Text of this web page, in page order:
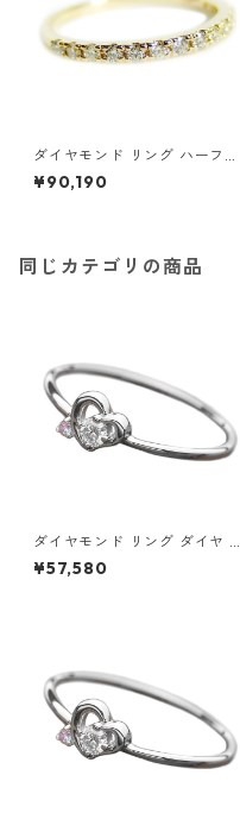
ダイヤモンド リング ハーフエ
タニティ 0.2ct 8号 K18イエロ
ーゴールド 0.2カラット エタ
¥90,190
同じカテゴリの商品
ダイヤモンド リング ダイヤ ア
イスブルーダイヤ 合計0.06ct
8.5号 プラチナ Pt950 ハート
¥57,580